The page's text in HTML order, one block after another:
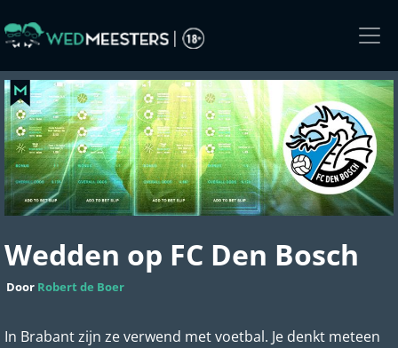
to
content
Wedden op FC Den Bosch
Door Robert de Boer
In Brabant zijn ze verwend met voetbal. Je denkt meteen